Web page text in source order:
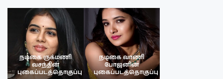
நடிகை ருக்மணி
வசந்தின்
புகைப்படத்தொகுப்பு
நடிகை வாணி
போஜனின்
புகைப்படத்தொகுப்பு